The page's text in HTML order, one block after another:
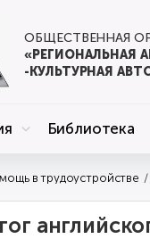
ОБЩЕСТВЕННАЯ
«РЕГИОНАЛЬНАЯ
-КУЛЬТУРНАЯ
Библиотека
в трудоустройстве